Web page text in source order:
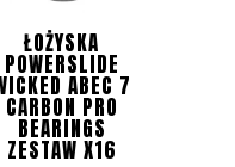
ŁOŻYSKA
POWERSLIDE
ABEC 7
CARBON PRO
BEARINGS
ZESTAW X16